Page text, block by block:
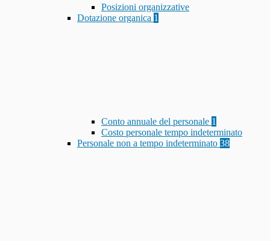
Posizioni organizzative
Dotazione organica 1
Conto annuale del personale 1
Costo personale tempo indeterminato
Personale non a tempo indeterminato 38